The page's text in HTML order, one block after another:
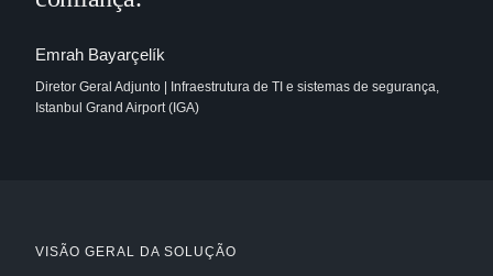
Emrah Bayarçelík
Diretor Geral Adjunto | Infraestrutura de TI e sistemas de segurança,
Istanbul Grand Airport (IGA)
VISÃO GERAL DA SOLUÇÃO